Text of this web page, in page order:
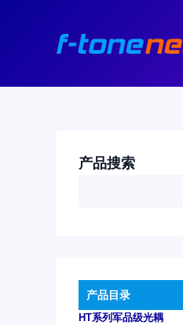
产品搜索
产品目录
HT系列军品级光耦